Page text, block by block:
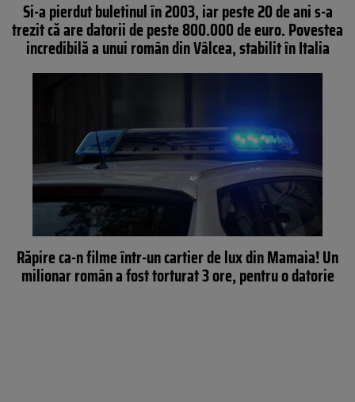
Si-a pierdut buletinul în 2003, iar peste 20 de ani s-a
trezit că are datorii de peste 800.000 de euro. Povestea
incredibilă a unui român din Vâlcea, stabilit în Italia
Răpire ca-n filme într-un cartier de lux din Mamaia! Un
milionar român a fost torturat 3 ore, pentru o datorie